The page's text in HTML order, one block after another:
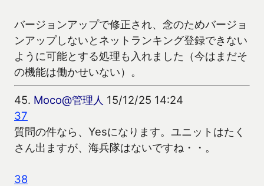
バージョンアップで修正され、念のためバージョ
ンアップしないとネットランキング登録できない
ように可能とする処理も入れました（今はまだそ
の機能は働かせいない）。
45. Moco@管理人 15/12/25 14:24
37
質問の件なら、Yesになります。ユニットはたく
さん出ますが、海兵隊はないですね・・。
38